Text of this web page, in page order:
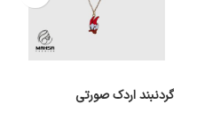
گردنبند اردک صورتی